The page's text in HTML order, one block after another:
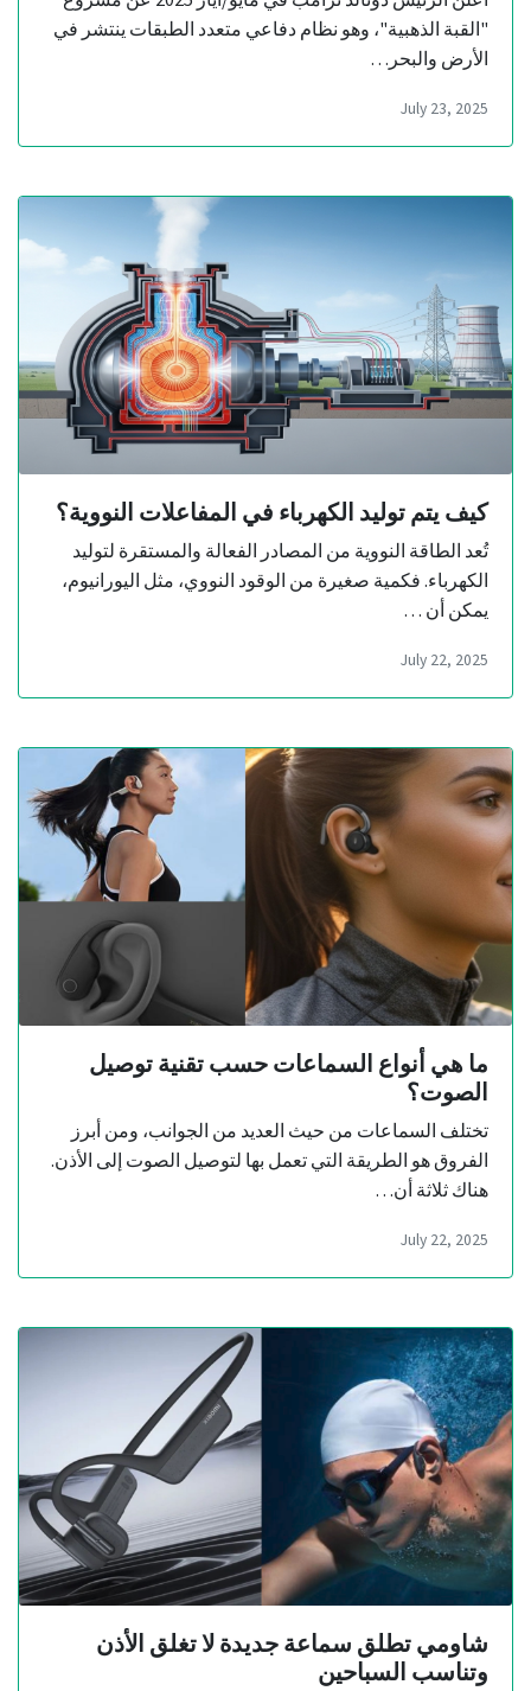
"القبة الذهبية"، وهو نظام دفاعي متعدد الطبقات ينتشر في
الأرض والبحر…
July 23, 2025
كيف يتم توليد الكهرباء في المفاعلات النووية؟
تُعد الطاقة النووية من المصادر الفعالة والمستقرة لتوليد
الكهرباء. فكمية صغيرة من الوقود النووي، مثل اليورانيوم،
يمكن أن …
July 22, 2025
ما هي أنواع السماعات حسب تقنية توصيل
الصوت؟
تختلف السماعات من حيث العديد من الجوانب، ومن أبرز
الفروق هو الطريقة التي تعمل بها لتوصيل الصوت إلى الأذن.
هناك ثلاثة أن…
July 22, 2025
شاومي تطلق سماعة جديدة لا تغلق الأذن
وتناسب السباحين